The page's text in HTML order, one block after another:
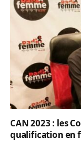
CAN 2023 : les
qualification en